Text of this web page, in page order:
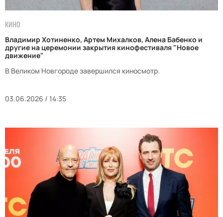
КИНО
Владимир Хотиненко, Артем Михалков, Алена Бабенко и
другие на церемонии закрытия кинофестиваля "Новое
движение"
В Великом Новгороде завершился киносмотр.
03.06.2026 / 14:35